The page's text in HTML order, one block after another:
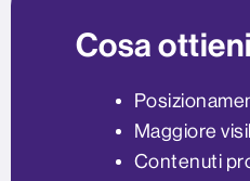
Cosa ottieni
Maggiore
Contenuti